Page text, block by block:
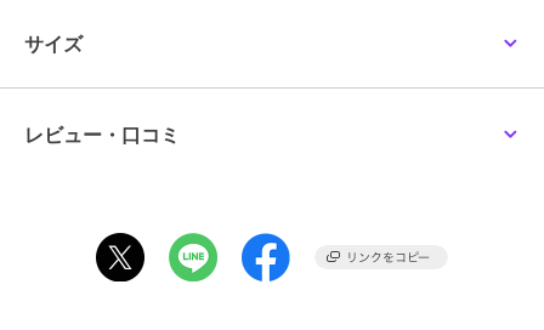
性別タイプ
-
サイズ
レビュー・口コミ